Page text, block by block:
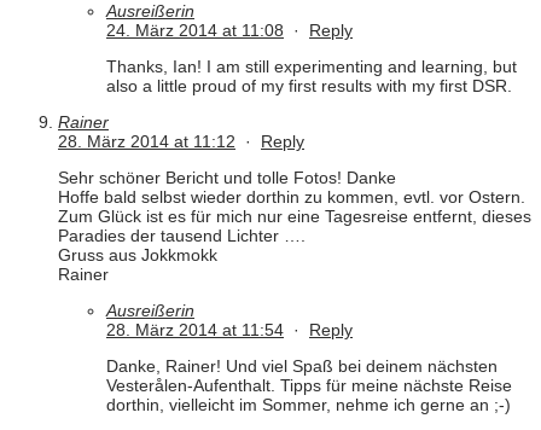
Ausreißerin
24. März 2014 at 11:08 · Reply
Thanks, Ian! I am still experimenting and learning, but
also a little proud of my first results with my first DSR.
Rainer
28. März 2014 at 11:12 · Reply
Sehr schöner Bericht und tolle Fotos! Danke
Hoffe bald selbst wieder dorthin zu kommen, evtl. vor Ostern.
Zum Glück ist es für mich nur eine Tagesreise entfernt, dieses
Paradies der tausend Lichter ….
Gruss aus Jokkmokk
Rainer
Ausreißerin
28. März 2014 at 11:54 · Reply
Danke, Rainer! Und viel Spaß bei deinem nächsten
Vesterålen-Aufenthalt. Tipps für meine nächste Reise
dorthin, vielleicht im Sommer, nehme ich gerne an ;-)